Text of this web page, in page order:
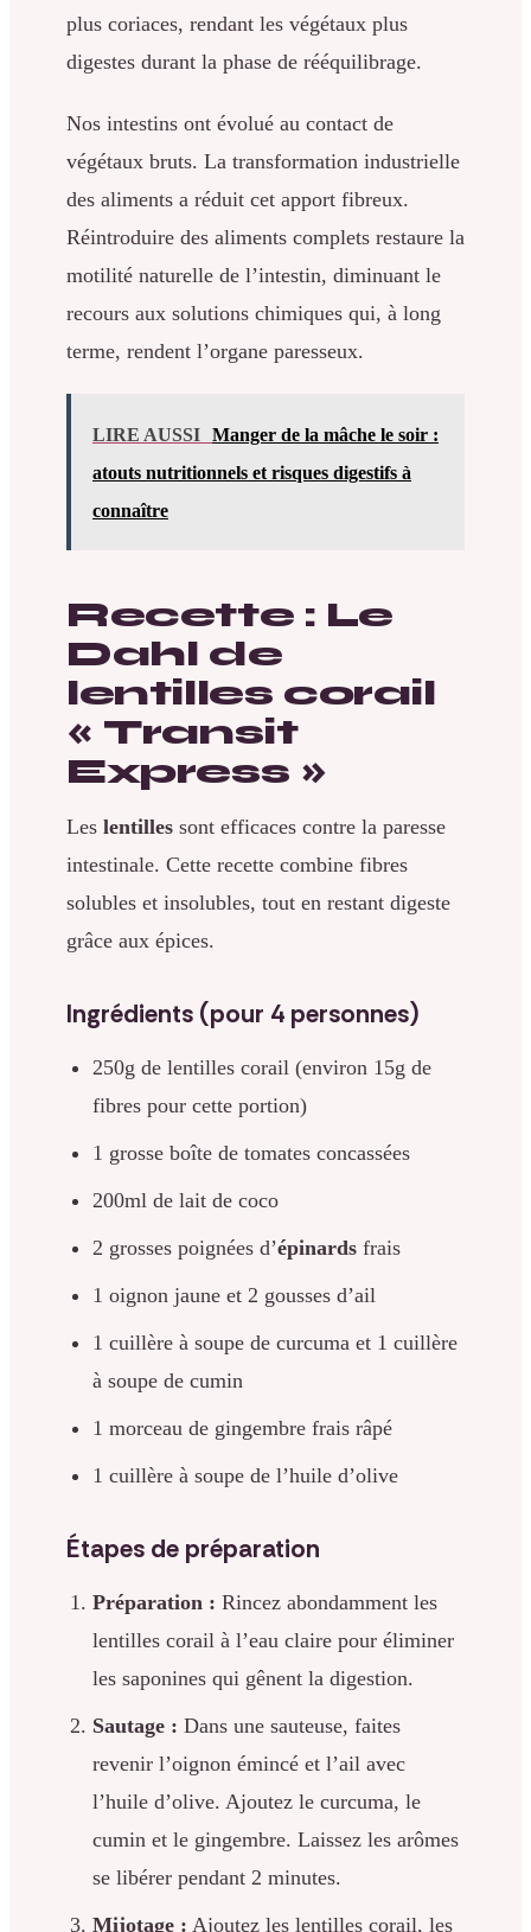
plus coriaces, rendant les végétaux plus
digestes durant la phase de rééquilibrage.
Nos intestins ont évolué au contact de
végétaux bruts. La transformation industrielle
des aliments a réduit cet apport fibreux.
Réintroduire des aliments complets restaure la
motilité naturelle de l’intestin, diminuant le
recours aux solutions chimiques qui, à long
terme, rendent l’organe paresseux.
LIRE AUSSI Manger de la mâche le soir :
atouts nutritionnels et risques digestifs à
connaître
Recette : Le
Dahl de
lentilles corail
« Transit
Express »
Les lentilles sont efficaces contre la paresse
intestinale. Cette recette combine fibres
solubles et insolubles, tout en restant digeste
grâce aux épices.
Ingrédients (pour 4 personnes)
250g de lentilles corail (environ 15g de
fibres pour cette portion)
1 grosse boîte de tomates concassées
200ml de lait de coco
2 grosses poignées d’épinards frais
1 oignon jaune et 2 gousses d’ail
1 cuillère à soupe de curcuma et 1 cuillère
à soupe de cumin
1 morceau de gingembre frais râpé
1 cuillère à soupe de l’huile d’olive
Étapes de préparation
Préparation : Rincez abondamment les
lentilles corail à l’eau claire pour éliminer
les saponines qui gênent la digestion.
Sautage : Dans une sauteuse, faites
revenir l’oignon émincé et l’ail avec
l’huile d’olive. Ajoutez le curcuma, le
cumin et le gingembre. Laissez les arômes
se libérer pendant 2 minutes.
Mijotage : Ajoutez les lentilles corail, les